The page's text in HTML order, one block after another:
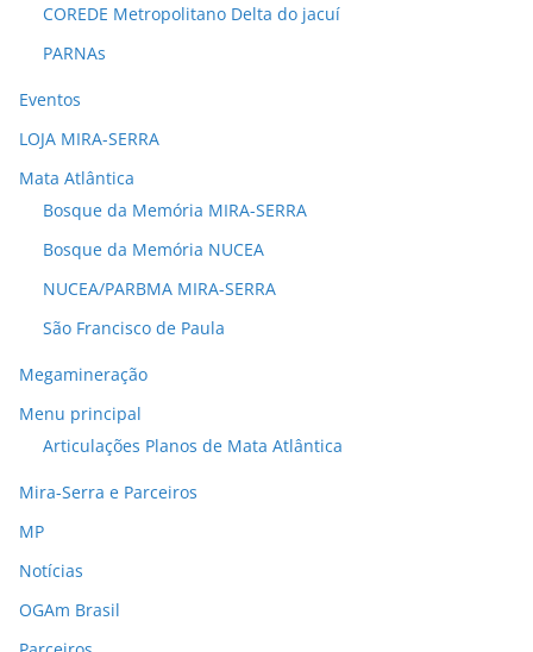
COREDE Metropolitano Delta do jacuí
PARNAs
Eventos
LOJA MIRA-SERRA
Mata Atlântica
Bosque da Memória MIRA-SERRA
Bosque da Memória NUCEA
NUCEA/PARBMA MIRA-SERRA
São Francisco de Paula
Megamineração
Menu principal
Articulações Planos de Mata Atlântica
Mira-Serra e Parceiros
MP
Notícias
OGAm Brasil